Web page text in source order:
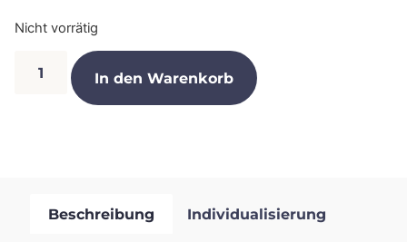
Nicht vorrätig
In den Warenkorb
Beschreibung Individualisierung